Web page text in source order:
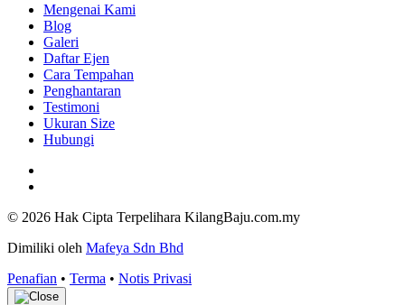
Mengenai Kami
Blog
Galeri
Daftar Ejen
Cara Tempahan
Penghantaran
Testimoni
Ukuran Size
Hubungi
© 2026 Hak Cipta Terpelihara KilangBaju.com.my
Dimiliki oleh Mafeya Sdn Bhd
Penafian • Terma • Notis Privasi